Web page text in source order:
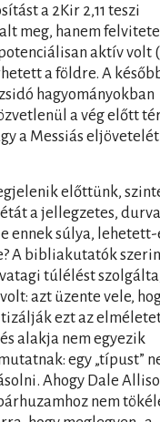
a 2Kir 2,11 teszi
meg, hanem
aktív volt
a földre. A
hagyományokban
a vég előtt
a Messiás
előttünk,
a jellegzetes, durva
ennek súlya, lehetett-
A bibliakutatók
túlélést
azt üzente vele,
ezt az
alakja nem egyezik
egy „típust”
Ahogy Dale
nem